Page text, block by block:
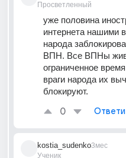
Просветленный
уже половина
интернета нашими
народа
ВПН. Все ВПНы
ограниченное
враги народа их
блокируют.
0
kostia_sudenko
Ученик
3мес